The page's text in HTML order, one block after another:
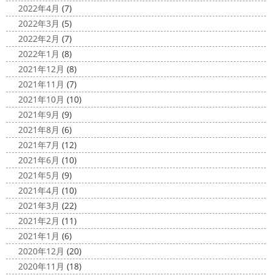
2022年4月 (7)
2022年3月 (5)
2022年2月 (7)
2022年1月 (8)
2021年12月 (8)
2021年11月 (7)
2021年10月 (10)
2021年9月 (9)
2021年8月 (6)
2021年7月 (12)
2021年6月 (10)
2021年5月 (9)
2021年4月 (10)
2021年3月 (22)
2021年2月 (11)
2021年1月 (6)
2020年12月 (20)
2020年11月 (18)